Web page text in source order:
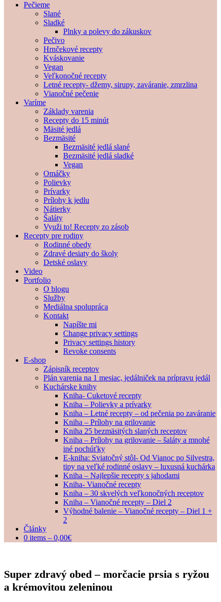
Pečieme
Slané
Sladké
Plnky a polevy do zákuskov
Pečivo
Hrnčekové recepty
Kváskovanie
Vegan
Veľkonočné recepty
Letné recepty- džemy, sirupy, zaváranie, zmrzlina
Vianočné pečenie
Varíme
Základy varenia
Recepty do 15 minút
Mäsité jedlá
Bezmäsité
Bezmäsité jedlá slané
Bezmäsité jedlá sladké
Vegan
Omáčky
Polievky
Prívarky
Prílohy k jedlu
Nátierky
Šaláty
Využi to! Recepty zo zásob
Recepty pre rodiny
Rodinné obedy
Zdravé desiaty do školy
Detské oslavy
Video
Portfolio
O blogu
Služby
Mediálna spolupráca
Kontakt
Napíšte mi
Change privacy settings
Privacy settings history
Revoke consents
E-shop
Zápisník receptov
Plán varenia na 1 mesiac, jedálniček na prípravu jedál
Kuchárske knihy
Kniha- Cuketové recepty
Kniha – Polievky a prívarky
Kniha – Letné recepty – od pečenia po zaváranie
Kniha – Prílohy na grilovanie
Kniha 25 bezmäsitých slaných receptov
Kniha – Prílohy na grilovanie – šaláty a mnohé
iné pochúťky
E-kniha: Sviatočný stôl- Od Vianoc po Silvestra,
tipy na veľké rodinné oslavy – luxusná kuchárka
Kniha – Najlepšie recepty s jahodami
Kniha- Vianočné recepty
Kniha – 30 skvelých veľkonočných receptov
Kniha – Vianočné recepty – Diel 2
Výhodné balenie – Vianočné recepty – Diel 1 +
2
Články
0 items – 0,00€
Super zdravý obed – morčacie prsia s ryžou
a krémovitou zeleninou